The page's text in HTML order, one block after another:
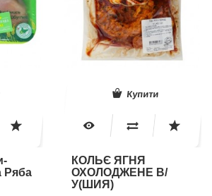
Ряба
Купити
КОЛЬЄ ЯГНЯ
ОХОЛОДЖЕНЕ В/
У(ШИЯ)